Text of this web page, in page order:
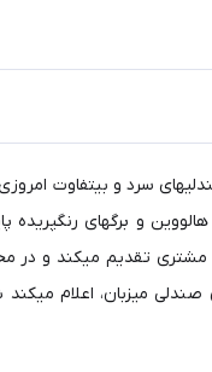
سرد و بیتفاوت
و برگهای رنگپریده
مشتری تقدیم میکند و در
میزبان، اعلام میکند